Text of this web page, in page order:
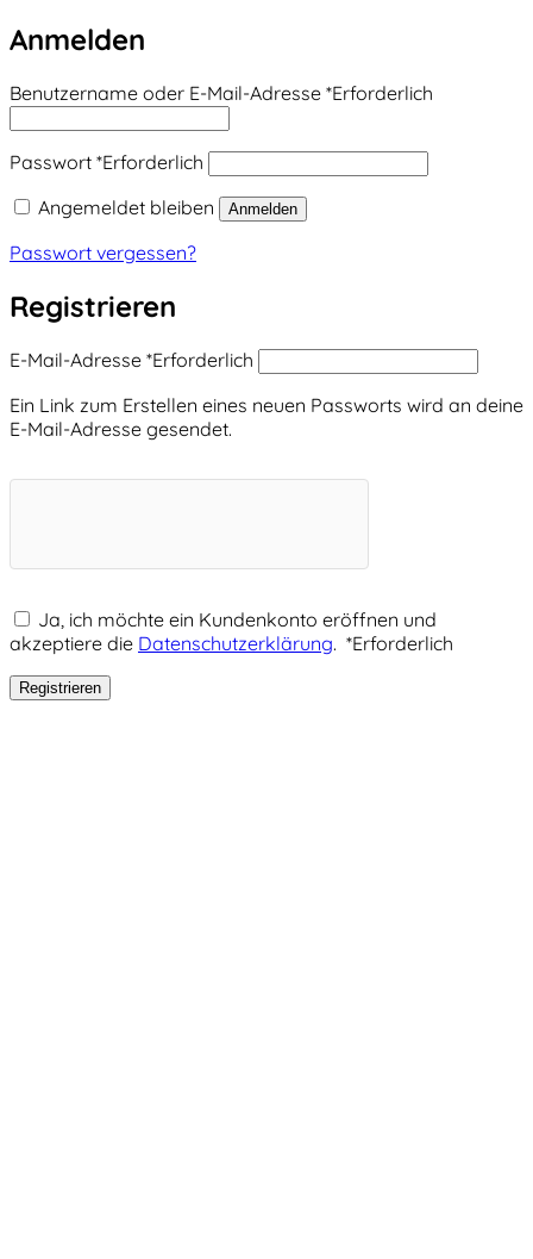
Anmelden
Benutzername oder E-Mail-Adresse *Erforderlich
Passwort *Erforderlich
Angemeldet bleiben
Anmelden
Passwort vergessen?
Registrieren
E-Mail-Adresse *Erforderlich
Ein Link zum Erstellen eines neuen Passworts wird an deine
E-Mail-Adresse gesendet.
Ja, ich möchte ein Kundenkonto eröffnen und
akzeptiere die Datenschutzerklärung. *Erforderlich
Registrieren